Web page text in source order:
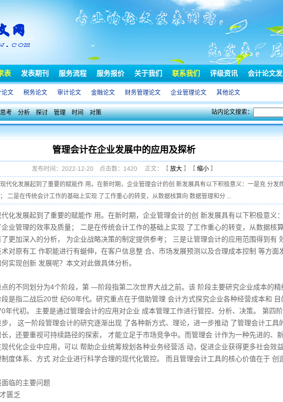
表 发表期刊 服务流程 服务报价 关于我们 联系我们 评级资讯 会计论文
论文 税务论文 审计论文 金融论文 财务管理论文 企业管理论文 其他论文
思考 分析 探讨 管理 时间 对策 站内论文搜索：
管理会计在企业发展中的应用及探析
发布时间：2022-12-20 点击数：1420 正文：【 放大】【 缩小】
代化发展起到了重要的赋能作 用。在新时期，企业管理会计的创 新发展具有以下积极意义：一是充 分发
二是在传统会计工作的基础上实现 了工作重心的转变，从数据核算向 数据管理和分 ...
化发展起到了重要的赋能作 用。在新时期，企业管理会计的创 新发展具有以下积极意义
业管理的效率及质量； 二是在传统会计工作的基础上实现 了工作重心的转变，从数据核
更加深入的分析， 为企业战略决策的制定提供参考； 三是让管理会计的应用范围得到有
对原有工 作职能进行有蜒伸，在客户信息整 合、市场发展预测以及合理成本控制 等方面
实现创新 发展呢？本文对此做具体分析。
的不同划分为4个阶段，第 —阶段指第二次世界大战之前。该 阶段主要研究企业成本的
是指二战后20世 纪60年代。研究重点在于借助管理 会计方式探究企业各种经营成本和
年代初。 主要是通过管理会计的应用对企业 成本管理工作进行管控、分析、决策。 第四
， 这一阶段管理会计的研究逐渐出现 了各种新方式、理论，进一步推动 了管理会计工具
，还要重视可持续路径的探索， 才能立足于市场竞争中。而管理会 计作为一种先进的、
代化企业中应用，可以 帮助企业统筹规划各种业务经营活 动，促进企业获得更多社会效
度体系、方式 对企业进行科学合理的现代化管控。 而且管理会计工具的核心价值在于 创
临的主要问题
匮乏